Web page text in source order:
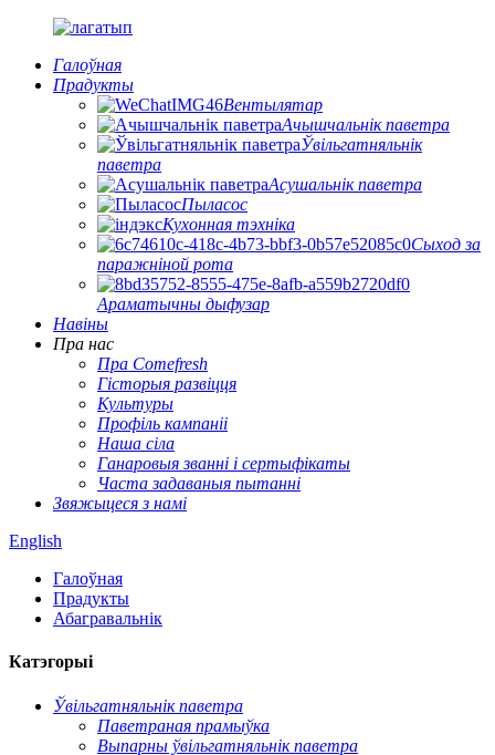
Галоўная
Прадукты
Вентылятар
Ачышчальнік паветра
Ўвільгатняльнік
паветра
Асушальнік паветра
Пыласос
Кухонная тэхніка
Сыход за
паражніной рота
Араматычны дыфузар
Навіны
Пра нас
Пра Comefresh
Гісторыя развіцця
Культуры
Профіль кампаніі
Наша сіла
Ганаровыя званні і сертыфікаты
Часта задаваныя пытанні
Звяжыцеся з намі
English
Галоўная
Прадукты
Абагравальнік
Катэгорыі
Ўвільгатняльнік паветра
Паветраная прамыўка
Выпарны ўвільгатняльнік паветра